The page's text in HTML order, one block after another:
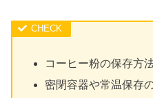
コーヒー粉の保存方
密閉容器や常温保存